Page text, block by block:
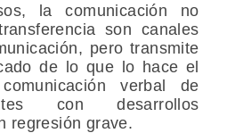
la comunicación no
son canales
pero transmite
de lo que lo hace el
verbal de
con desarrollos
regresión grave.